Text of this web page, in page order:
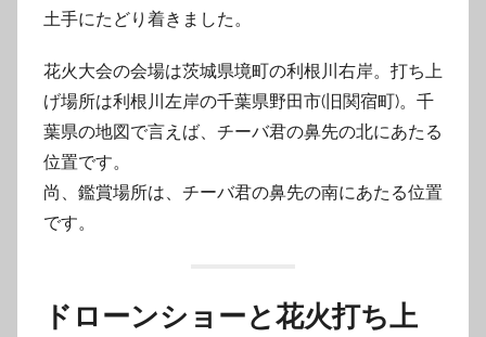
土手にたどり着きました。
花火大会の会場は茨城県境町の利根川右岸。打ち上
げ場所は利根川左岸の千葉県野田市(旧関宿町)。千
葉県の地図で言えば、チーバ君の鼻先の北にあたる
位置です。
尚、鑑賞場所は、チーバ君の鼻先の南にあたる位置
です。
ドローンショーと花火打ち上